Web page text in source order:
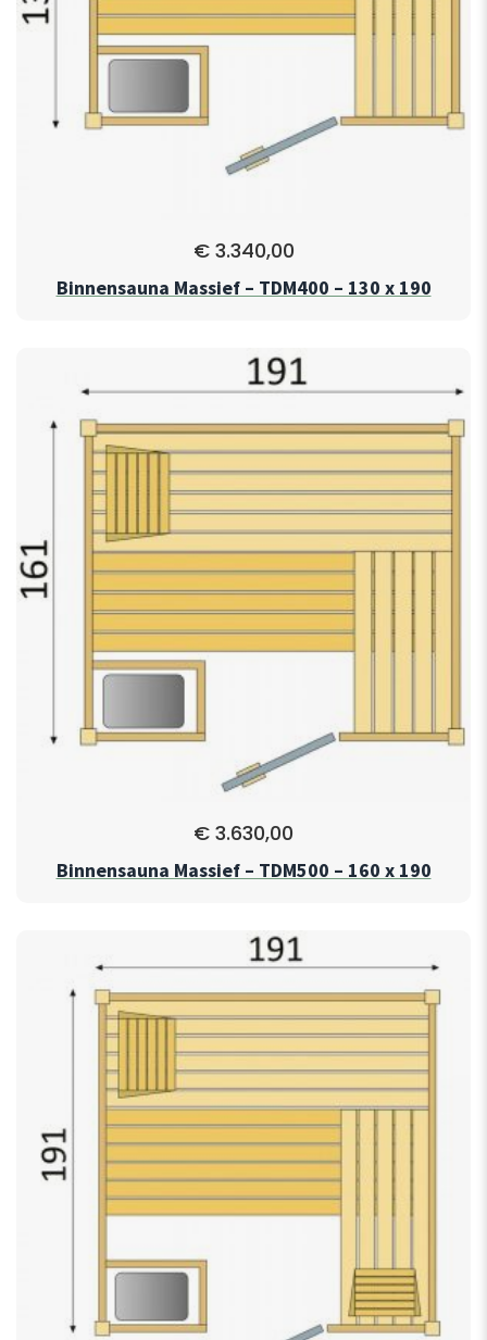
€3.340,00
Binnensauna Massief – TDM400 – 130 x 190
€ 3.630,00
Binnensauna Massief – TDM500 – 160 x 190